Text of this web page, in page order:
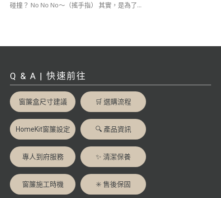
碰撞？ No No No～（搖手指） 其實，是為了...
Q & A | 快速前往
窗簾盒尺寸建議 🛒 選購流程
HomeKit窗簾設定 🔍 產品資訊
專人到府服務 ✨ 清潔保養
窗簾施工時機 ✳️ 售後保固